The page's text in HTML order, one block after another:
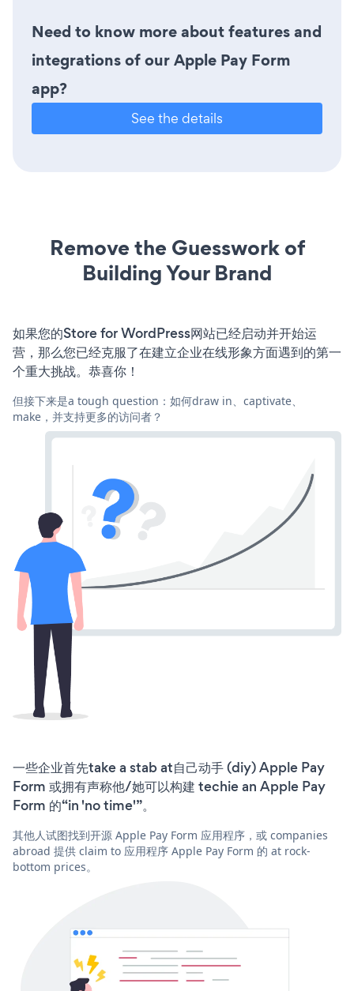
Need to know more about features and
integrations of our Apple Pay Form
app?
See the details
Remove the Guesswork of
Building Your Brand
如果您的Store for WordPress网站已经启动并开始运
营，那么您已经克服了在建立企业在线形象方面遇到的第一
个重大挑战。恭喜你！
但接下来是a tough question：如何draw in、captivate、
make，并支持更多的访问者？
一些企业首先take a stab at自己动手 (diy) Apple Pay
Form 或拥有声称他/她可以构建 techie an Apple Pay
Form 的“in 'no time'”。
其他人试图找到开源 Apple Pay Form 应用程序，或 companies
abroad 提供 claim to 应用程序 Apple Pay Form 的 at rock-
bottom prices。